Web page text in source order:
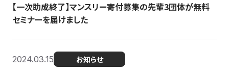
【一次助成終了】マンスリー寄付募集の先輩3団体が無料
セミナーを届けました
2024.03.15 お知らせ